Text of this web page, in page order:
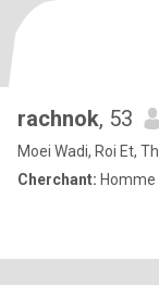
rachnok, 53
Moei Wadi, Roi Et,
Cherchant: Homme